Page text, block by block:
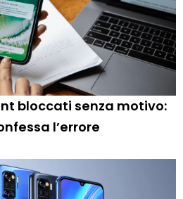
bloccati senza motivo:
l’errore